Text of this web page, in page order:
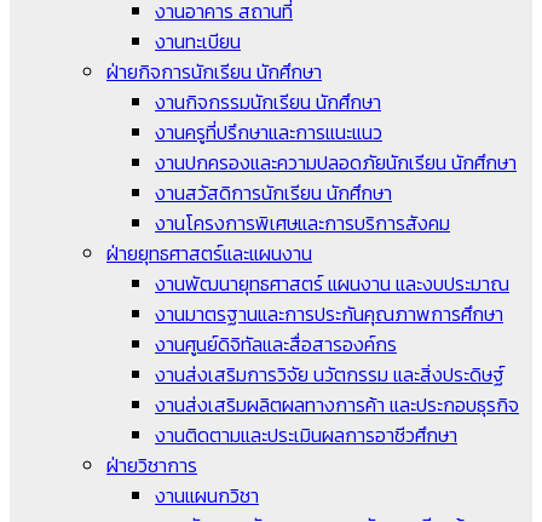
งานอาคาร สถานที่
งานทะเบียน
ฝ่ายกิจการนักเรียน นักศึกษา
งานกิจกรรมนักเรียน นักศึกษา
งานครูที่ปรึกษาและการแนะแนว
งานปกครองและความปลอดภัยนักเรียน นักศึกษา
งานสวัสดิการนักเรียน นักศึกษา
งานโครงการพิเศษและการบริการสังคม
ฝ่ายยุทธศาสตร์และแผนงาน
งานพัฒนายุทธศาสตร์ แผนงาน และงบประมาณ
งานมาตรฐานและการประกันคุณภาพการศึกษา
งานศูนย์ดิจิทัลและสื่อสารองค์กร
งานส่งเสริมการวิจัย นวัตกรรม และสิ่งประดิษฐ์
งานส่งเสริมผลิตผลทางการค้า และประกอบธุรกิจ
งานติดตามและประเมินผลการอาชีวศึกษา
ฝ่ายวิชาการ
งานแผนกวิชา